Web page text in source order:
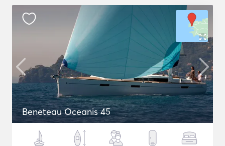
Beneteau Oceanis 45